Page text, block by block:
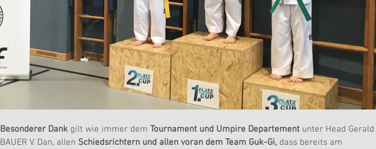
Besonderer Dank gilt wie immer dem Tournament und Umpire Departement unter Head Gerald
BAUER V. Dan, allen Schiedsrichtern und allen voran dem Team Guk-Gi, dass bereits am